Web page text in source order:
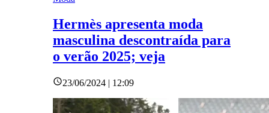
Hermès apresenta moda
masculina descontraída para
o verão 2025; veja
23/06/2024 | 12:09